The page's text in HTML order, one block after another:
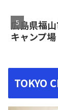
広島県福
キャンプ
TOKYO